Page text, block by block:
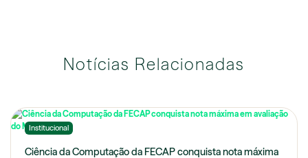
Notícias Relacionadas
Institucional
Ciência da Computação da FECAP conquista nota máxima